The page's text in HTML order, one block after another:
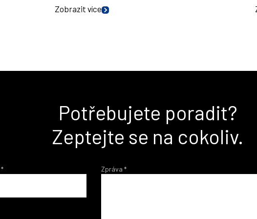
Zobrazit více
Potřebujete poradit?
Zeptejte se na cokoliv.
* Zpráva *